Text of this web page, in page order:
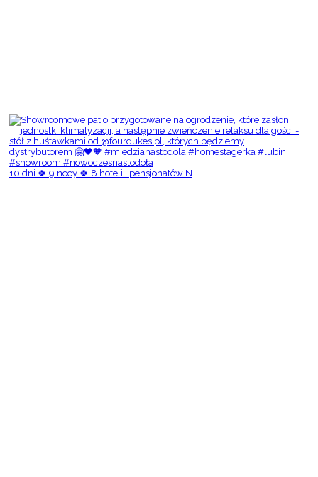
10 dni 🍀 9 nocy 🍀 8 hoteli i pensjonatów N